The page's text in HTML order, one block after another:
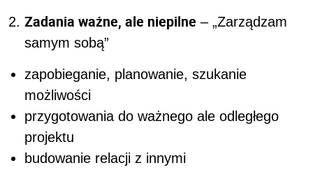
Zadania ważne, ale niepilne – „Zarządzam
samym sobą”
zapobieganie, planowanie, szukanie
możliwości
przygotowania do ważnego ale odległego
projektu
budowanie relacji z innymi